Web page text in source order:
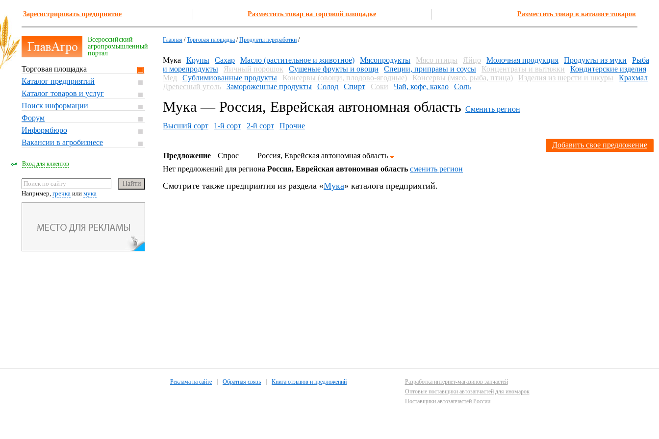
Зарегистрировать предприятие Разместить товар на торговой площадке Разместить товар в каталоге товаров
Всероссийский
агропромышленный
портал
Торговая площадка
Каталог предприятий
Каталог товаров и услуг
Поиск информации
Форум
Информбюро
Вакансии в агробизнесе
Вход для клиентов
Например, гречка или мука
Главная /Торговая площадка /Продукты переработки /
Мука Крупы Сахар Масло (растительное и животное) Мясопродукты Мясо птицы Яйцо Молочная продукция Продукты из муки
Рыба
и морепродукты
Яичный порошок Сушеные фрукты и овощи Специи, приправы и соусы Концентраты и вытяжки
Кондитерские изделия
Мед
Сублимиованные продукты Консервы (овощи, плодово-ягодные) Консервы (мясо, рыба, птица) Изделия из шерсти и шкуры
Крахмал
Древесный уголь
Замороженные продукты Солод Спирт Соки Чай, кофе, какао Соль
Мука — Россия, Еврейская автономная область Сменить регион
Высший сорт
1-й сорт 2-й сорт
Прочие
Добавить свое предложение
Предложение
Спрос
Россия, Еврейская автономная область
Нет предложений для региона Россия, Еврейская автономная область cменить регион
Смотрите также предприятия из раздела «Мука» каталога предприятий.
Реклама на сайте Обратная связь Книга отзывов и предложений
Разработка интернет-магазинов запчастей
Оптовые поставщики автозапчастей для иномарок
Поставщики автозапчастей России